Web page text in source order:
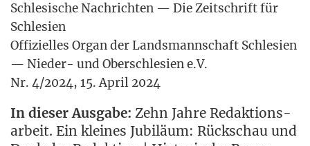
Schle­si­sche Nach­rich­ten — Die Zeit­schrift für
Schlesien
Offi­zi­el­les Organ der Lands­mann­schaft Schle­si­en
— Nie­der- und Ober­schle­si­en e.V.
Nr. 4/2024, 15. April 2024
In die­ser Aus­ga­be: Zehn Jah­re Redak­ti­ons­
ar­beit. Ein klei­nes Jubi­lä­um: Rück­schau und